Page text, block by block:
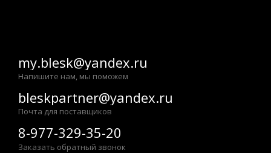
my.blesk@yandex.ru
Напишите нам, мы поможем
bleskpartner@yandex.ru
Почта для поставщиков
8-977-329-35-20
Заказать обратный звонок